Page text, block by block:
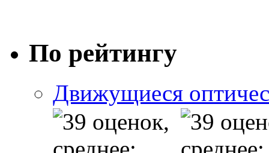
По рейтингу
Движущиеся